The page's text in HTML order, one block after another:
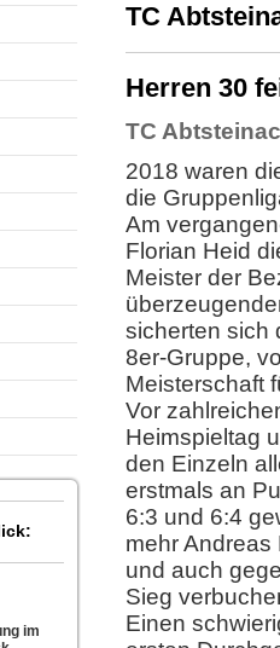
im
TC
Herren 30
TC
2018 waren
die
Am
Florian Heid
Meister der
sicherten sich
8er-Gruppe,
Meisterschaft
Vor
Heimspieltag
den Einzeln
erstmals an
6:3 und 6:4
mehr Andreas
und auch
Sieg
Einen